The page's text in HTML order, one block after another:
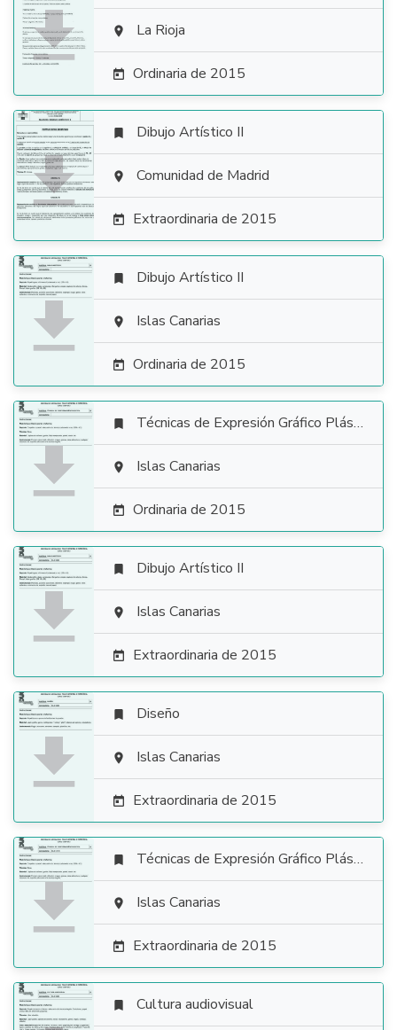
  La Rioja
 Ordinaria de 2015

 Dibujo Artístico II
 Comunidad de Madrid
 Extraordinaria de 2015

 Dibujo Artístico II
 Islas Canarias
 Ordinaria de 2015

 Técnicas de Expresión Gráfico Plástica
 Islas Canarias
 Ordinaria de 2015

 Dibujo Artístico II
 Islas Canarias
 Extraordinaria de 2015

 Diseño
 Islas Canarias
 Extraordinaria de 2015

 Técnicas de Expresión Gráfico Plástica
 Islas Canarias
 Extraordinaria de 2015
 Cultura audiovisual